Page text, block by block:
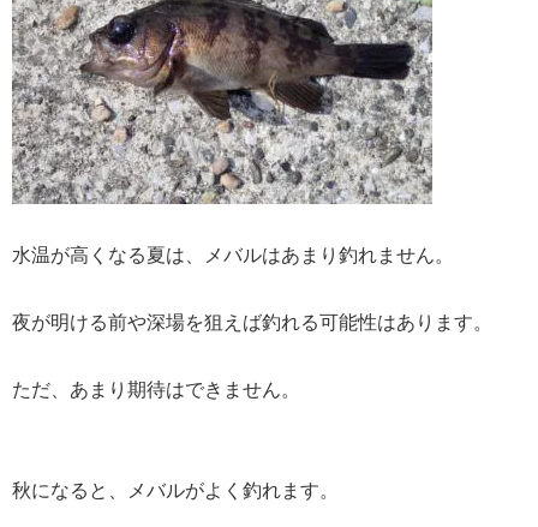
水温が高くなる夏は、メバルはあまり釣れません。
夜が明ける前や深場を狙えば釣れる可能性はあります。
ただ、あまり期待はできません。
秋になると、メバルがよく釣れます。